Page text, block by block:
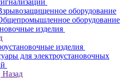
оборудование
оборудование
изделия
изделия
для электроустановочных
Назад